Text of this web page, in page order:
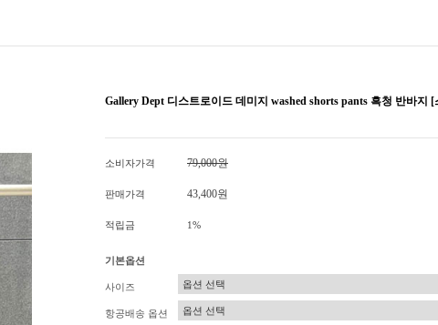
Gallery Dept 디스트로이드 데미지 washed shorts pants 흑청 반바지
소비자가격 79,000원
판매가격 43,400원
적립금 1%
기본옵션
사이즈
항공배송 옵션